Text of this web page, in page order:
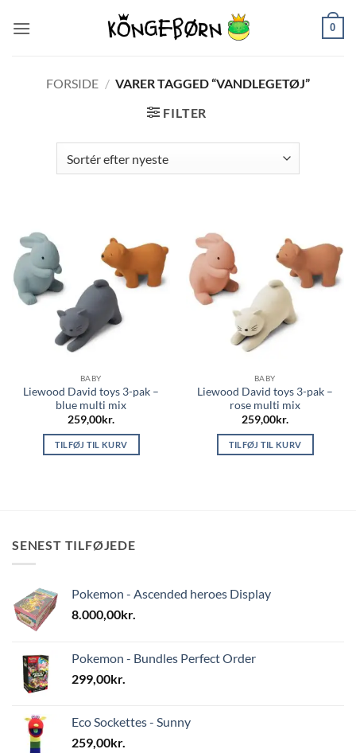
0
FORSIDE / VARER TAGGED “VANDLEGETØJ”
FILTER
BABY
Liewood David toys 3-pak –
blue multi mix
259,00kr.
TILFØJ TIL KURV
BABY
Liewood David toys 3-pak –
rose multi mix
259,00kr.
TILFØJ TIL KURV
SENEST TILFØJEDE
Pokemon - Ascended heroes Display
8.000,00kr.
Pokemon - Bundles Perfect Order
299,00kr.
Eco Sockettes - Sunny
259,00kr.